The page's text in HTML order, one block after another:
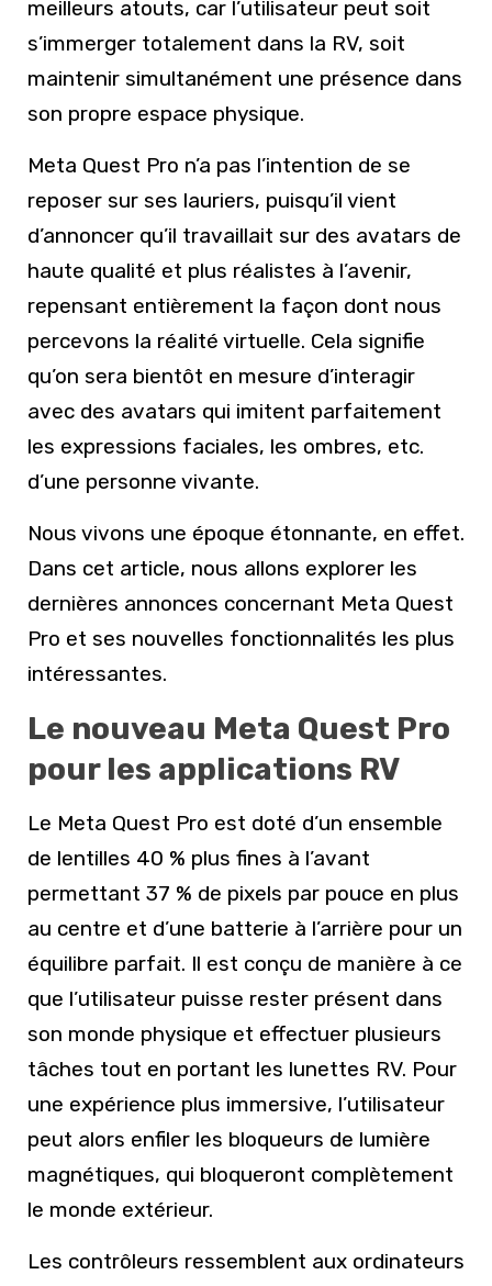
meilleurs atouts, car l’utilisateur peut soit
s’immerger totalement dans la RV, soit
maintenir simultanément une présence dans
son propre espace physique.
Meta Quest Pro n’a pas l’intention de se
reposer sur ses lauriers, puisqu’il vient
d’annoncer qu’il travaillait sur des avatars de
haute qualité et plus réalistes à l’avenir,
repensant entièrement la façon dont nous
percevons la réalité virtuelle. Cela signifie
qu’on sera bientôt en mesure d’interagir
avec des avatars qui imitent parfaitement
les expressions faciales, les ombres, etc.
d’une personne vivante.
Nous vivons une époque étonnante, en effet.
Dans cet article, nous allons explorer les
dernières annonces concernant Meta Quest
Pro et ses nouvelles fonctionnalités les plus
intéressantes.
Le nouveau Meta Quest Pro
pour les applications RV
Le Meta Quest Pro est doté d’un ensemble
de lentilles 40 % plus fines à l’avant
permettant 37 % de pixels par pouce en plus
au centre et d’une batterie à l’arrière pour un
équilibre parfait. Il est conçu de manière à ce
que l’utilisateur puisse rester présent dans
son monde physique et effectuer plusieurs
tâches tout en portant les lunettes RV. Pour
une expérience plus immersive, l’utilisateur
peut alors enfiler les bloqueurs de lumière
magnétiques, qui bloqueront complètement
le monde extérieur.
Les contrôleurs ressemblent aux ordinateurs